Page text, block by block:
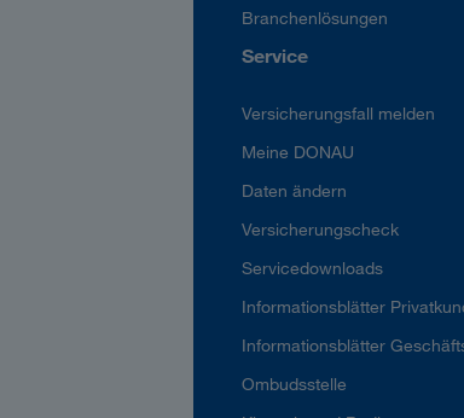
Branchenlösungen
Service
Versicherungsfall melden
Meine DONAU
Daten ändern
Versicherungscheck
Servicedownloads
Informationsblätter
Informationsblätter
Ombudsstelle